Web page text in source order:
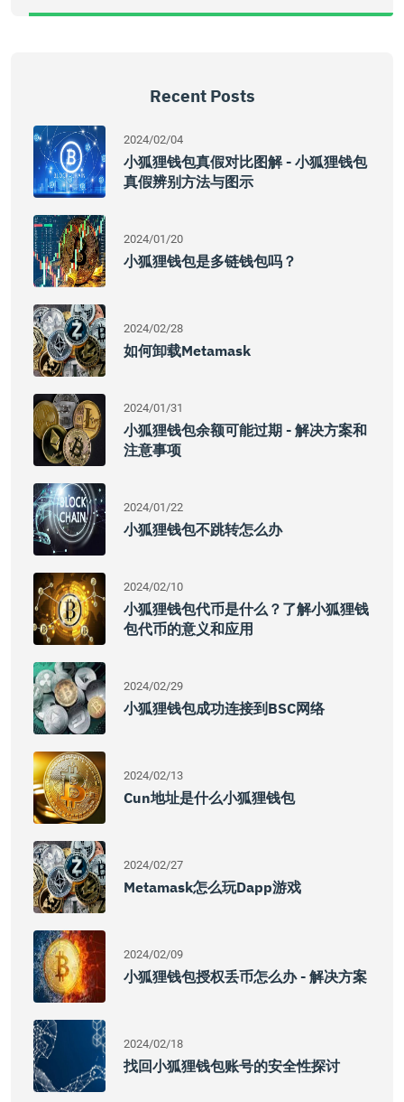
Recent Posts
2024/02/04
小狐狸钱包真假对比图解 - 小狐狸钱包
真假辨别方法与图示
2024/01/20
小狐狸钱包是多链钱包吗？
2024/02/28
如何卸载metamask
2024/01/31
小狐狸钱包余额可能过期 - 解决方案和
注意事项
2024/01/22
小狐狸钱包不跳转怎么办
2024/02/10
小狐狸钱包代币是什么？了解小狐狸钱
包代币的意义和应用
2024/02/29
小狐狸钱包成功连接到BSC网络
2024/02/13
Cun地址是什么小狐狸钱包
2024/02/27
Metamask怎么玩Dapp游戏
2024/02/09
小狐狸钱包授权丢币怎么办 - 解决方案
2024/02/18
找回小狐狸钱包账号的安全性探讨